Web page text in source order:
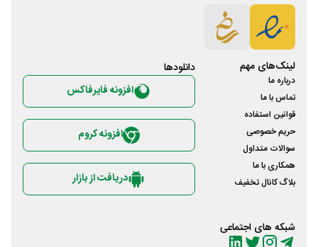
لینک‌های مهم
درباره ما
تماس با ما
قوانین استفاده
حریم خصوصی
سوالات متداول
همکاری با ما
بلاگ کانال تخفیف
شبکه های اجتماعی
دانلود‌ها
افزونه فایرفاکس
افزونه کروم
دریافت از بازار